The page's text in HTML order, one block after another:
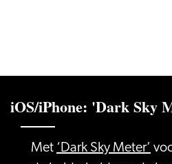
iOS/iPhone: 'Dark Sky
Met ‘Dark Sky Meter’